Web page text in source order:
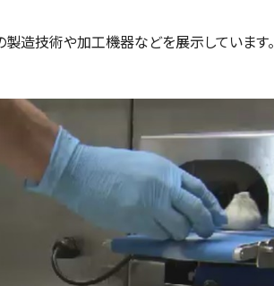
造技術や加工機器などを展示しています。